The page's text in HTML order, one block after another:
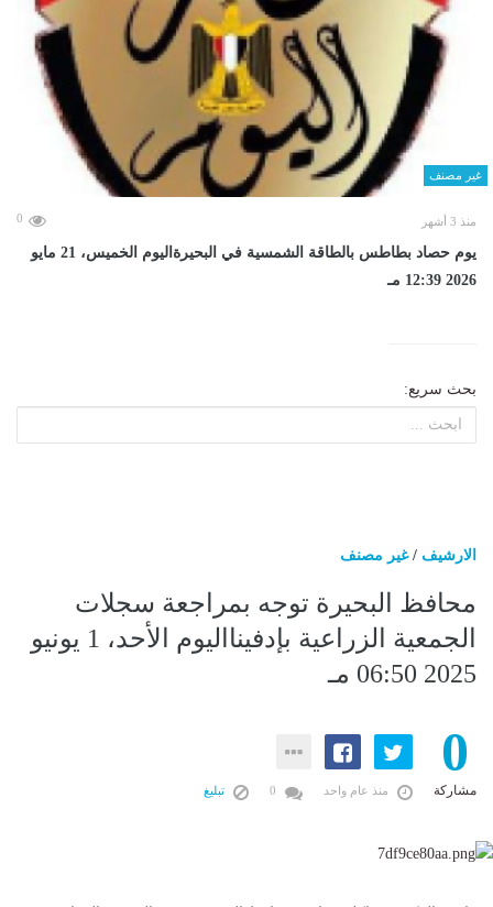
غير مصنف
منذ 3 أشهر 0
يوم حصاد بطاطس بالطاقة الشمسية في البحيرةاليوم الخميس، 21 مايو
2026 12:39 مـ
بحث سريع:
الارشيف /غير مصنف
محافظ البحيرة توجه بمراجعة سجلات
الجمعية الزراعية بإدفينااليوم الأحد، 1 يونيو
2025 06:50 مـ
0
مشاركة منذ عام واحد تبليغ